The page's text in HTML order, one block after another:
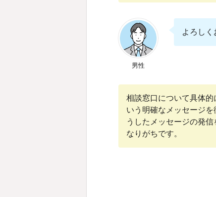
男性
よろしく
相談窓口について具体
いう明確なメッセージ
うしたメッセージの発
なりがちです。